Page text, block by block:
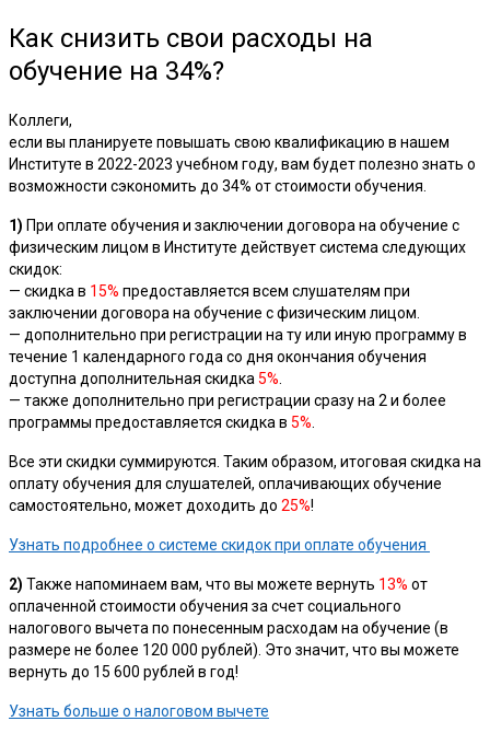
Как снизить свои расходы на
обучение на 34%?
Коллеги,
если вы планируете повышать свою квалификацию в нашем
Институте в 2022-2023 учебном году, вам будет полезно знать о
возможности сэкономить до 34% от стоимости обучения.
1) При оплате обучения и заключении договора на обучение с
физическим лицом в Институте действует система следующих
скидок:
— скидка в 15% предоставляется всем слушателям при
заключении договора на обучение с физическим лицом.
— дополнительно при регистрации на ту или иную программу в
течение 1 календарного года со дня окончания обучения
доступна дополнительная скидка 5%
— также дополнительно при регистрации сразу на 2 и более
программы предоставляется скидка в 5%
Все эти скидки суммируются. Таким образом, итоговая скидка на
оплату обучения для слушателей, оплачивающих обучение
самостоятельно, может доходить до 25%!
Узнать подробнее о системе скидок при оплате обучения
2) Также напоминаем вам, что вы можете вернуть 13% от
оплаченной стоимости обучения за счет социального
налогового вычета по понесенным расходам на обучение (в
размере не более 120 000 рублей). Это значит, что вы можете
вернуть до 15 600 рублей в год!
Узнать больше о налоговом вычете